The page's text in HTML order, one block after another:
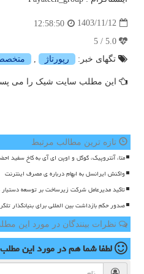
1403/11/12
12:58:50
تگهای خبر:
رپورتاژ ,
این مطلب سایت شیک را می
تازه ترین مطالب مرتبط
متا، آنتروپیک، گوگل و اوپن ای آی به کاخ سفید
واکنش ایرانسل به ابهام درباره ی مصرف اینترنت
تاکید مدیرعامل شرکت زیرساخت بر توسعه
صدور حکم بازداشت بین المللی برای بنیانگذار
نظرات بینندگان در مورد این
لطفا شما همدر مورد این مطلب